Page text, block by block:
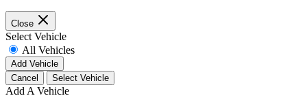
Close
Select Vehicle
All Vehicles
Add Vehicle
Cancel
Select Vehicle
Add A Vehicle